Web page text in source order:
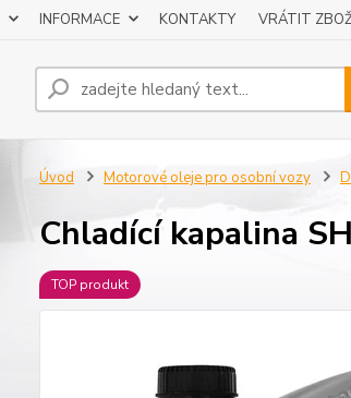
INFORMACE KONTAKTY VRÁTIT
Úvod Motorové oleje pro osobní vozy
Chladící kapalina
TOP produkt